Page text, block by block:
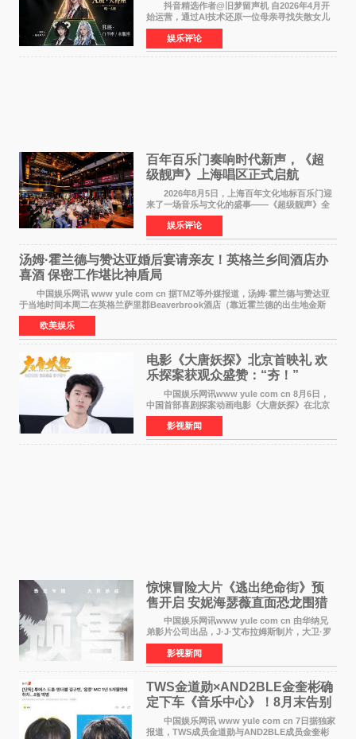
抖音精选作者@旧梦留声机 自2026年4月开
始运营，通过AI技术还原一位母亲寻找失散女儿
的故事，凭借强情感表达获得大量用户关注，发
布仅21小时便获得超1亿曝光、超1000万互动。
此后，账号持续沿
娱乐评论
百年百乐门奏响时代新声，《超
级靓声》上海唱区正式启航
2026年8月5日，上海百年文化地标百乐门迎
来了一场音乐与文化的盛事——《超级靓声》全
国励志音乐公益节目上海唱区新闻发布会暨启动
仪式在此隆重举行。各界领导、嘉宾与媒体朋友
齐聚一堂，共同
娱乐评论
汤姆·霍兰德与赞达亚婚后宴请亲友！英格兰乡间酒店办
喜酒 保密工作堪比神盾局
中国娱乐网讯 www yule com cn 据TMZ等外媒报道，汤姆·霍兰德与赞达亚
于当地时间本周二在英格兰萨里郡Beaverbrook酒店（靠近霍兰德的出生地金斯
顿）举办婚宴，邀请家人与朋友们喝喜酒，庆祝
欧美娱乐
电影《大唐妖探》北京首映礼 欢
乐探案获观众盛赞：“夯！”
中国娱乐网讯www yule com cn 8月6日，
中国首部喜剧探案动画电影《大唐妖探》在北京
举办电影首映礼。导演程腾、联合导演黄珉、总
制片人曹紫建、制片人李莹莹，配音导演张喆，
对白指导程寅，领
影视新闻
惊悚冒险大片《逃出绝命街》预
售开启 安妮海瑟薇直面恐龙围猎
中国娱乐网讯www yule com cn 由华纳兄
弟影片公司出品，J·J·艾布拉姆斯制片，大卫·罗
伯特·米切尔执导，好莱坞巨星安妮·海瑟薇和伊万
·麦克格雷格领衔主演的2026暑期惊悚冒险大片
《逃出绝
影视新闻
TWS金道勋×AND2BLE金奎彬确
定下车《音乐中心》！8月末告别
MC席位
中国娱乐网讯 www yule com cn 7日据独家
报道，TWS成员金道勋与AND2BLE成员金奎彬